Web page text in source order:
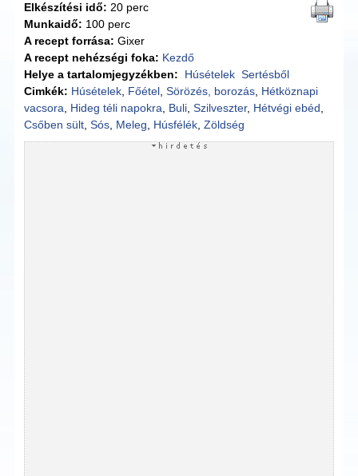
Elkészítési idő: 20 perc
Munkaidő: 100 perc
A recept forrása: Gixer
A recept nehézségi foka: Kezdő
Helye a tartalomjegyzékben:
Húsételek Sertésből
Cimkék: Húsételek Főétel ,Sörözés, borozás Hétköznapi
vacsora
Hideg téli napokra Buli ,Szilveszter, Hétvégi ebéd
Csőben sült ,Sós Meleg Húsfélék ,Zöldség